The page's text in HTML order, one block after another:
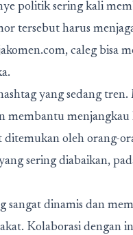
politik sering kali
tersebut harus
caleg bisa
yang sedang
membantu
ditemukan oleh orang-
sering diabaikan,
sangat dinamis dan
Kolaborasi dengan